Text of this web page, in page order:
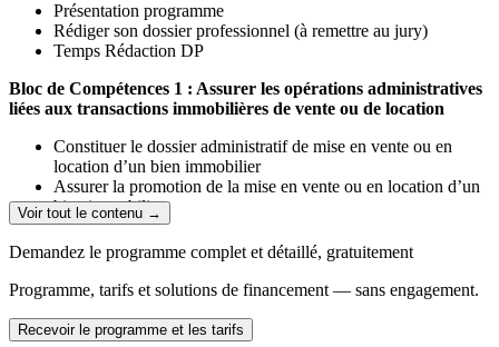
Présentation programme
Rédiger son dossier professionnel (à remettre au jury)
Temps Rédaction DP
Bloc de Compétences 1 : Assurer les opérations administratives
liées aux transactions immobilières de vente ou de location
Constituer le dossier administratif de mise en vente ou en
location d’un bien immobilier
Assurer la promotion de la mise en vente ou en location d’un
bien immobilier
Finaliser le dossier administratif de vente jusqu’à l’avant-
contrat
Établir le dossier administratif d’une transaction spécifique
(VEFA, viager …)
Évaluations en cours de formation (livret d’évaluation à remettre au
Voir tout le contenu →
Demandez le programme complet et détaillé, gratuitement
Programme, tarifs et solutions de financement — sans engagement.
Recevoir le programme et les tarifs